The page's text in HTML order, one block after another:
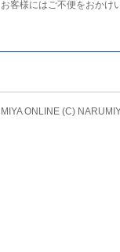
お客様にはご不便をおかけ